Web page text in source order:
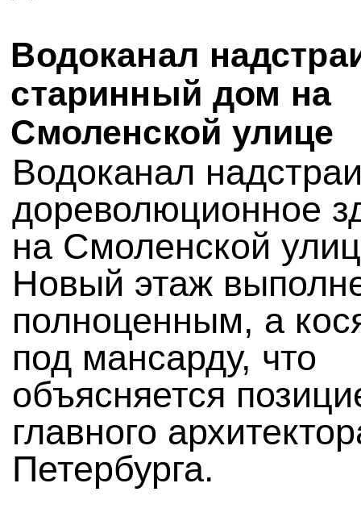
Водоканал
старинный дом на
Смоленской улице
Водоканал
дореволюционное
на Смоленской
Новый этаж
полноценным, а
под мансарду, что
объясняется
главного
Петербурга.